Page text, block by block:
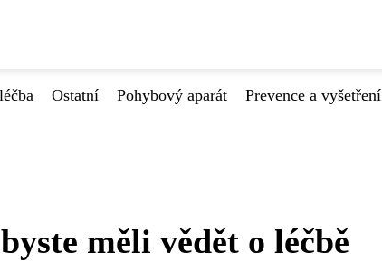
Ostatní Pohybový aparát Prevence a vyšetření
měli vědět o léčbě